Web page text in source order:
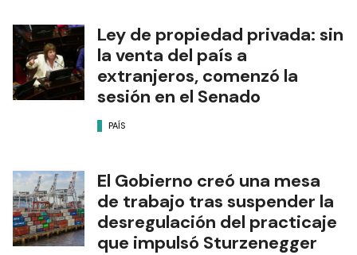
Ley de propiedad privada: sin
la venta del país a
extranjeros, comenzó la
sesión en el Senado
PAÍS
El Gobierno creó una mesa
de trabajo tras suspender la
desregulación del practicaje
que impulsó Sturzenegger